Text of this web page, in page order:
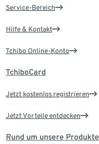
Service-Bereich
Hilfe & Kontakt
Tchibo Online-Konto
TchiboCard
Jetzt kostenlos registrieren
Jetzt Vorteile entdecken
Rund um unsere Produkte